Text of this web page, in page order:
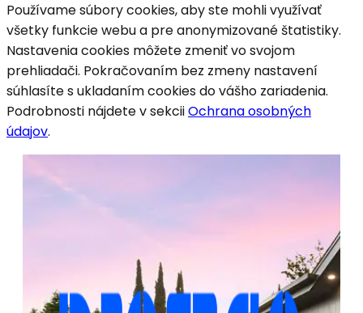
Používame súbory cookies, aby ste mohli využívať
všetky funkcie webu a pre anonymizované štatistiky.
Nastavenia cookies môžete zmeniť vo svojom
prehliadači. Pokračovaním bez zmeny nastavení
súhlasíte s ukladaním cookies do vášho zariadenia.
Podrobnosti nájdete v sekciiOchrana osobných
údajov.